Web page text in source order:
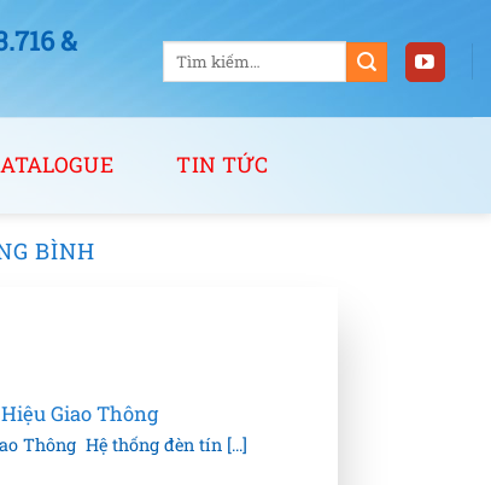
&
Tìm
kiếm:
TIN TỨC
BÌNH
Giao Thông
Thông Hệ thống đèn tín [...]